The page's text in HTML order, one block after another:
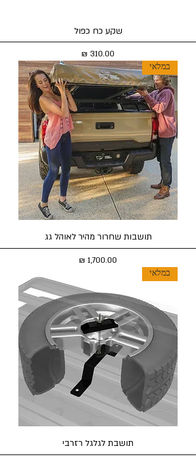
שקע כח כפול
מחיר
במלאי
תושבות שחרור מהיר לאוהל גג
מחיר
במלאי
תושבת לגלגל רזרבי